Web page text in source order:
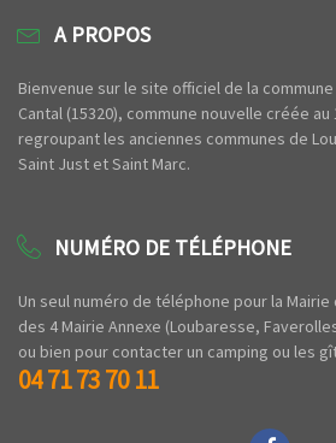
A PROPOS
Bienvenue sur le site officiel de la commune
Cantal (15320), commune nouvelle créée au
regroupant les anciennes communes de
Saint Just et Saint Marc.
NUMÉRO DE TÉLÉPHONE
Un seul numéro de téléphone pour la Mairie
des 4 Mairie Annexe (Loubaresse,
ou bien pour contacter un camping ou les
04 71 73 70 11